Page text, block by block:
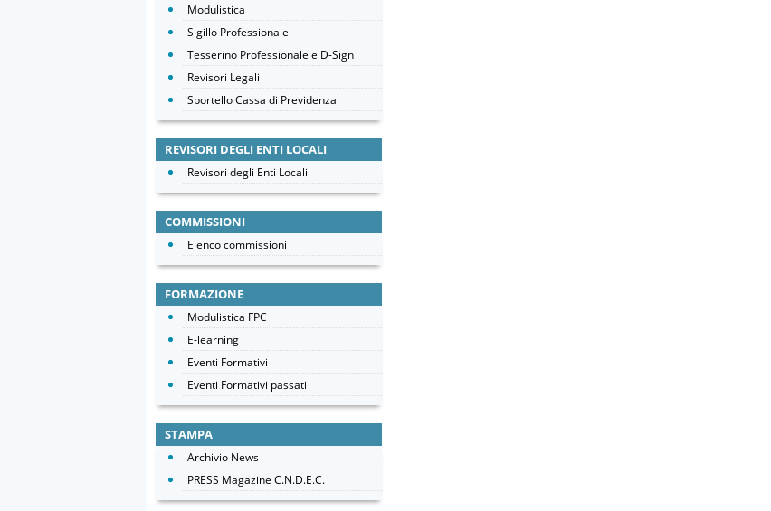
Modulistica
Sigillo Professionale
Tesserino Professionale e D-Sign
Revisori Legali
Sportello Cassa di Previdenza
REVISORI DEGLI ENTI LOCALI
Revisori degli Enti Locali
COMMISSIONI
Elenco commissioni
FORMAZIONE
Modulistica FPC
E-learning
Eventi Formativi
Eventi Formativi passati
STAMPA
Archivio News
PRESS Magazine C.N.D.E.C.